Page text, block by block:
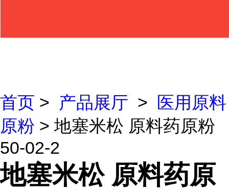
首页 > 产品展厅 >
医用原料
原粉 > 地塞米松 原料药原粉
50-02-2
地塞米松 原料药原